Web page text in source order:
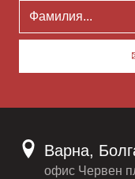
Варна,
офис Червен